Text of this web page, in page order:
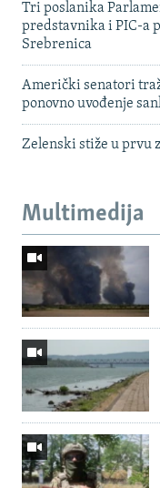
Tri poslanika
predstavnika i PIC-a
Srebrenica
Američki senatori
ponovno uvođenje
Zelenski stiže u prvu
Multimedija